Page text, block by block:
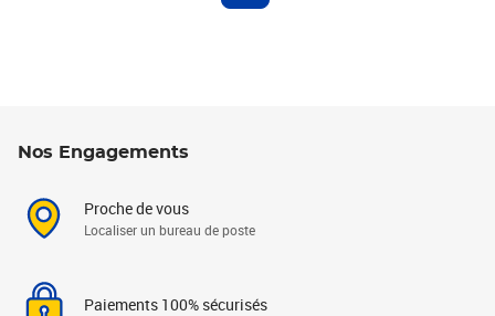
Nos Engagements
Proche de vous
Localiser un bureau de poste
Paiements 100% sécurisés